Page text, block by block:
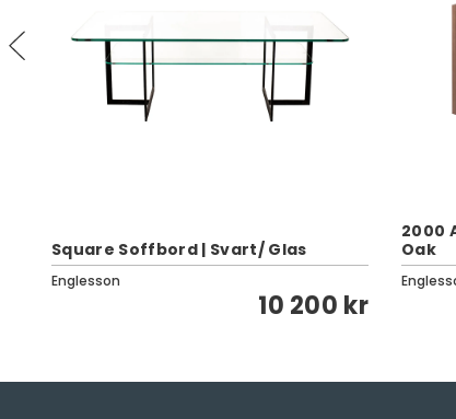
Square Soffbord | Svart/ Glas
Englesson
10 200 kr
2000
Oak